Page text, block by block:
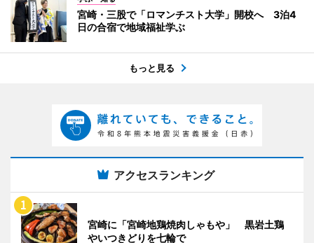
宮崎・三股で「ロマンチスト大学」開校へ 3泊4
日の合宿で地域福祉学ぶ
もっと見る
アクセスランキング
宮崎に「宮崎地鶏焼肉しゃもや」 黒岩土鶏
やいつきどりを七輪で